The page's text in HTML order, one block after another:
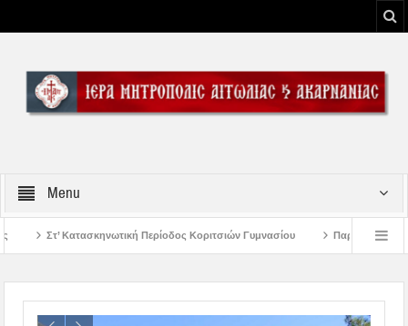
Menu
Περίοδος Κοριτσιών Γυμνασίου Παρακλήσεις πρώτης εβδομάδος